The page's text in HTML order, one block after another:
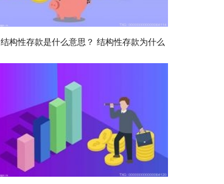
结构性存款是什么意思？ 结构性存款为什么